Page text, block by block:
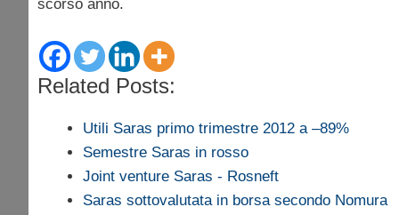
scorso anno.
Related Posts:
Utili Saras primo trimestre 2012 a –89%
Semestre Saras in rosso
Joint venture Saras - Rosneft
Saras sottovalutata in borsa secondo Nomura